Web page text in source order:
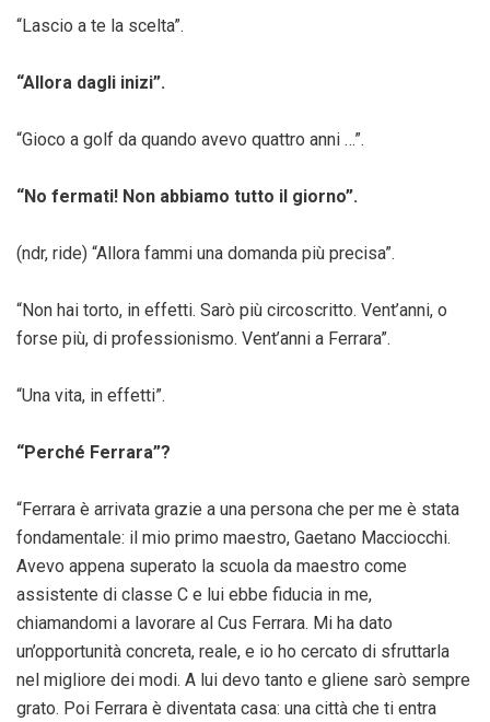
“Lascio a te la scelta”.
“Allora dagli inizi”.
“Gioco a golf da quando avevo quattro anni …”.
“No fermati! Non abbiamo tutto il giorno”.
(ndr, ride) “Allora fammi una domanda più precisa”.
“Non hai torto, in effetti. Sarò più circoscritto. Vent’anni, o
forse più, di professionismo. Vent’anni a Ferrara”.
“Una vita, in effetti”.
“Perché Ferrara”?
“Ferrara è arrivata grazie a una persona che per me è stata
fondamentale: il mio primo maestro, Gaetano Macciocchi.
Avevo appena superato la scuola da maestro come
assistente di classe C e lui ebbe fiducia in me,
chiamandomi a lavorare al Cus Ferrara. Mi ha dato
un’opportunità concreta, reale, e io ho cercato di sfruttarla
nel migliore dei modi. A lui devo tanto e gliene sarò sempre
grato. Poi Ferrara è diventata casa: una città che ti entra